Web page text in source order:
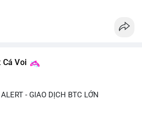
Voi
- GIAO DỊCH BTC LỚN